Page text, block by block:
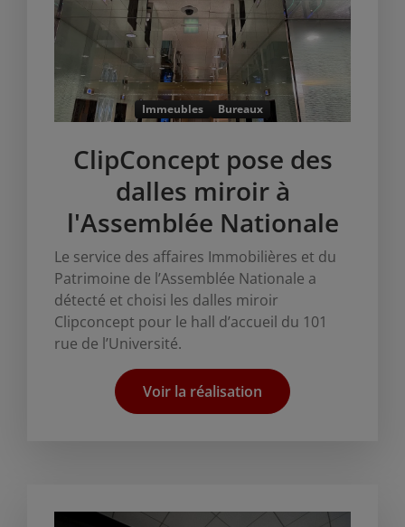
Immeubles Bureaux
ClipConcept pose des
dalles miroir à
l'Assemblée Nationale
Le service des affaires Immobilières et du
Patrimoine de l’Assemblée Nationale a
détecté et choisi les dalles miroir
Clipconcept pour le hall d’accueil du 101
rue de l’Université.
Voir la réalisation